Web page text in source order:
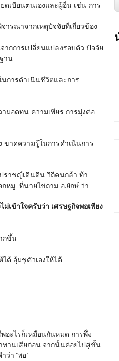
ดเบียนตนเองและผู้อื่น เช่น การ
ารณาจากเหตุปัจจัยที่เกี่ยวข้อง
ากการเปลี่ยนแปลงรอบตัว ปัจจัย
าน
การดำเนินชีวิตและการ
มอดทน ความเพียร การมุ่งต่อ
าดความรู้ในการดำเนินการ
ราชญ์เดินดิน วิถีคนกล้า ท้า
หมู ที่นายไข่ถาม อ.ยักษ์ ว่า
เข้าใจครับว่า เศรษฐกิจพอเพียง
กขึ้น
ด้ อุ้มชูตัวเองให้ได้
ะไรก็เหมือนกันหมด การพึ่ง
ทานเสียก่อน จากนั้นค่อยไปสู่ขั้น
ว่า "พอ"